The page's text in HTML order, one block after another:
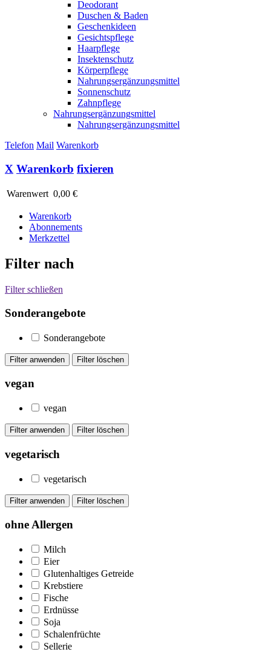
Deodorant
Duschen & Baden
Geschenkideen
Gesichtspflege
Haarpflege
Insektenschutz
Körperpflege
Nahrungsergänzungsmittel
Sonnenschutz
Zahnpflege
Nahrungsergänzungsmittel
Nahrungsergänzungsmittel
Telefon Mail Warenkorb
X Warenkorb fixieren
Warenwert 0,00 €
Warenkorb
Abonnements
Merkzettel
Filter nach
Filter schließen
Sonderangebote
Sonderangebote
vegan
vegan
vegetarisch
vegetarisch
ohne Allergen
Milch
Eier
Glutenhaltiges Getreide
Krebstiere
Fische
Erdnüsse
Soja
Schalenfrüchte
Sellerie